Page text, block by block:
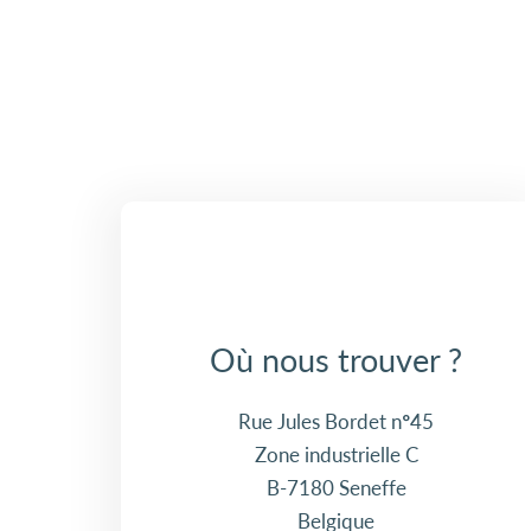
Où nous trouver ?
Rue Jules Bordet n°45
Zone industrielle C
B-7180 Seneffe
Belgique